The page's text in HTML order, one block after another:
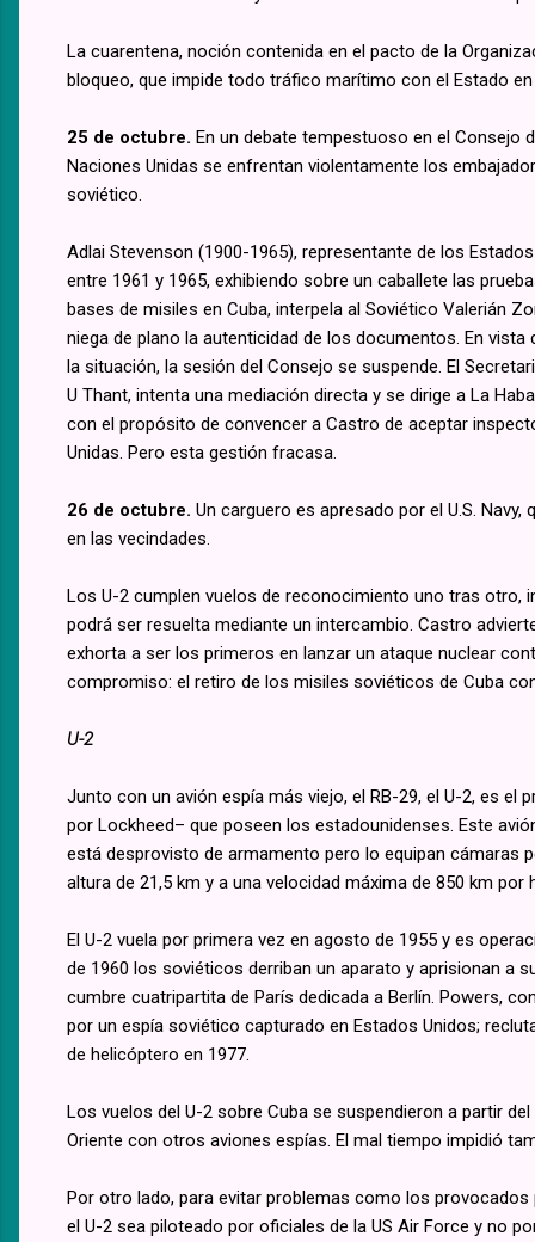
La cuarentena, noción contenida en el pacto de la
bloqueo, que impide todo tráfico marítimo con el Estado
25 de octubre. En un debate tempestuoso en el Consejo
Naciones Unidas se enfrentan violentamente los
soviético.
Adlai Stevenson (1900-1965), representante de los
entre 1961 y 1965, exhibiendo sobre un caballete las
bases de misiles en Cuba, interpela al Soviético Valerián
niega de plano la autenticidad de los documentos. En vista
la situación, la sesión del Consejo se suspende. El
U Thant, intenta una mediación directa y se dirige a La
con el propósito de convencer a Castro de aceptar
Unidas. Pero esta gestión fracasa.
26 de octubre. Un carguero es apresado por el U.S.
en las vecindades.
Los U-2 cumplen vuelos de reconocimiento uno tras otro,
podrá ser resuelta mediante un intercambio. Castro
exhorta a ser los primeros en lanzar un ataque nuclear
compromiso: el retiro de los misiles soviéticos de Cuba
U-2
Junto con un avión espía más viejo, el RB-29, el U-2, es
por Lockheed– que poseen los estadounidenses. Este
está desprovisto de armamento pero lo equipan cámaras
altura de 21,5 km y a una velocidad máxima de 850 km por
El U-2 vuela por primera vez en agosto de 1955 y es
de 1960 los soviéticos derriban un aparato y aprisionan a
cumbre cuatripartita de París dedicada a Berlín. Powers,
por un espía soviético capturado en Estados Unidos;
de helicóptero en 1977.
Los vuelos del U-2 sobre Cuba se suspendieron a partir
Oriente con otros aviones espías. El mal tiempo impidió
Por otro lado, para evitar problemas como los
el U-2 sea piloteado por oficiales de la US Air Force y no